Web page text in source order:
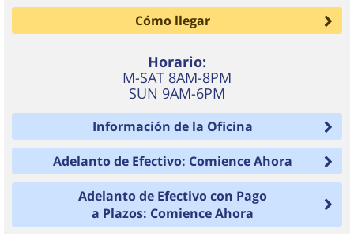
Cómo llegar
Horario:
M-SAT 8AM-8PM
SUN 9AM-6PM
Información de la Oficina
Adelanto de Efectivo: Comience Ahora
Adelanto de Efectivo con Pago
a Plazos: Comience Ahora